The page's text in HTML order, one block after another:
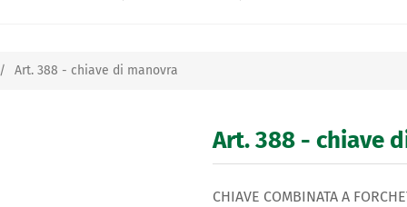
/ Art. 388 - chiave di manovra
Art. 388 - chiave
CHIAVE COMBINATA A